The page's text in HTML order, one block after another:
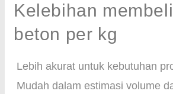
Kelebihan
beton per kg
Lebih akurat untuk kebutuhan
Mudah dalam estimasi volume